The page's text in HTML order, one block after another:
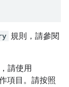
規則，請參閱
請使用
項目。請按照